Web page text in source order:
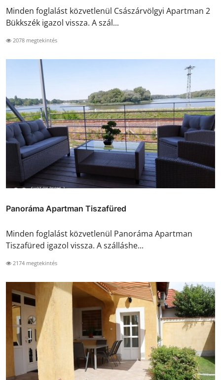
Minden foglalást közvetlenül Császárvölgyi Apartman 2
Bükkszék igazol vissza. A szál...
2078 megtekintés
Panoráma Apartman Tiszafüred
Minden foglalást közvetlenül Panoráma Apartman
Tiszafüred igazol vissza. A szálláshe...
2174 megtekintés